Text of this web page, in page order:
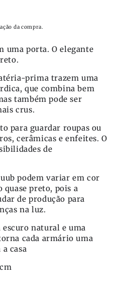
da compra.
uma porta. O elegante
prima trazem uma
que combina bem
também pode ser
crus.
para guardar roupas ou
cerâmicas e enfeites. O
de
podem variar em cor
preto, pois a
de produção para
na luz.
natural e uma
cada armário uma
casa